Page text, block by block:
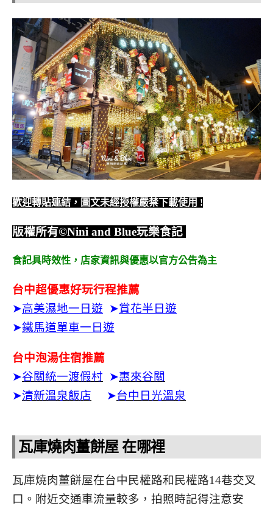
歡迎轉貼連結，圖文未經授權嚴禁下載使用 !
版權所有©Nini and Blue玩樂食記
食記具時效性， 店家資訊與優惠以官方公告為主
台中超優惠好玩行程推薦
➤高美濕地一日遊 ➤賞花半日遊
➤鐵馬道單車一日遊
台中泡湯住宿推薦
➤谷關統一渡假村 ➤惠來谷關
➤清新溫泉飯店 ➤台中日光溫泉
瓦庫燒肉薑餅屋 在哪裡
瓦庫燒肉薑餅屋在台中民權路和民權路14巷交叉
口。附近交通車流量較多，拍照時記得注意安